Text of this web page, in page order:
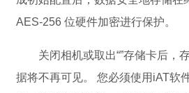
AES-256 位硬件加密进行保护。
关闭相机或取出“”存储卡后，
据将不再可见。 您必须使用iAT软